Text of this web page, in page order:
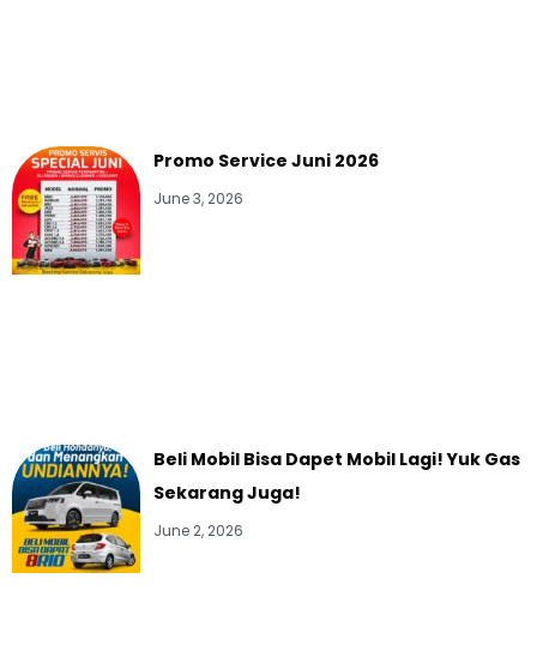
Promo Service Juni 2026
June 3, 2026
Beli Mobil Bisa Dapet Mobil Lagi! Yuk Gas
Sekarang Juga!
June 2, 2026